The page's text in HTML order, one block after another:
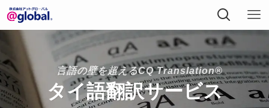
タイ語翻訳サービス
言語の壁を超えるCQ Translation®